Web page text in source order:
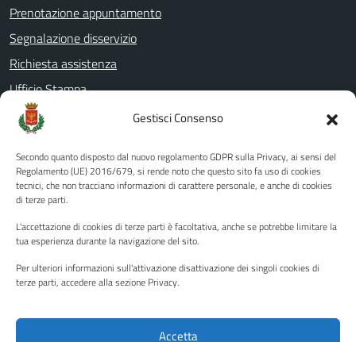
Gestisci Consenso
Secondo quanto disposto dal nuovo regolamento GDPR sulla Privacy, ai sensi del
Regolamento (UE) 2016/679, si rende noto che questo sito fa uso di cookies
tecnici, che non tracciano informazioni di carattere personale, e anche di cookies
di terze parti.
L'accettazione di cookies di terze parti è facoltativa, anche se potrebbe limitare la
tua esperienza durante la navigazione del sito.
Per ulteriori informazioni sull'attivazione disattivazione dei singoli cookies di
terze parti, accedere alla sezione Privacy.
Accetta
Prenotazione appuntamento
Segnalazione disservizio
Richiesta assistenza
Ufficio Stampa
Amministrazione Trasparente
Albo pretorio
Informativa privacy
Note legali
Piano di miglioramento del sito
Instagram